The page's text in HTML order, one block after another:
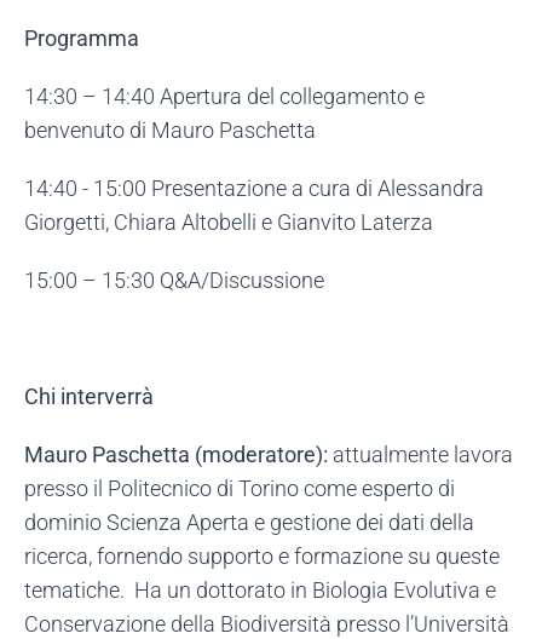
Programma
14:30 – 14:40 Apertura del collegamento e
benvenuto di Mauro Paschetta
14:40 - 15:00 Presentazione a cura di Alessandra
Giorgetti, Chiara Altobelli e Gianvito Laterza
15:00 – 15:30 Q&A/Discussione
Chi interverrà
Mauro Paschetta (moderatore): attualmente lavora
presso il Politecnico di Torino come esperto di
dominio Scienza Aperta e gestione dei dati della
ricerca, fornendo supporto e formazione su queste
tematiche. Ha un dottorato in Biologia Evolutiva e
Conservazione della Biodiversità presso l’Università